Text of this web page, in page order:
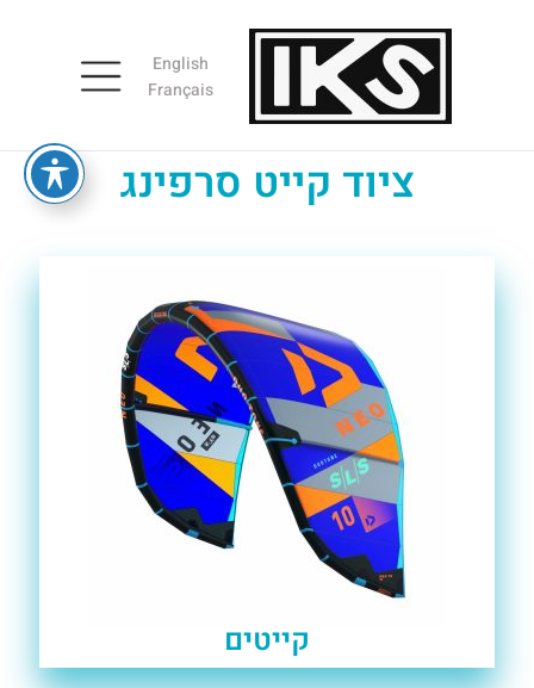
English
Français
ציוד קייט סרפינג
קייטים